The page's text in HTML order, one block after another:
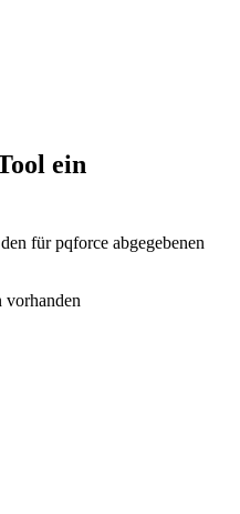
ein
für pqforce abgegebenen
vorhanden